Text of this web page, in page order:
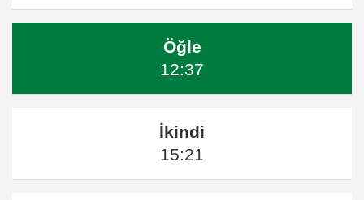
Öğle
12:37
İkindi
15:21